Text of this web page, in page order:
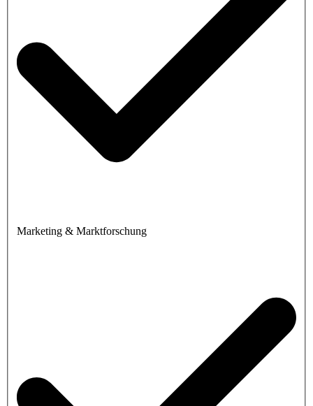
Marketing & Marktforschung